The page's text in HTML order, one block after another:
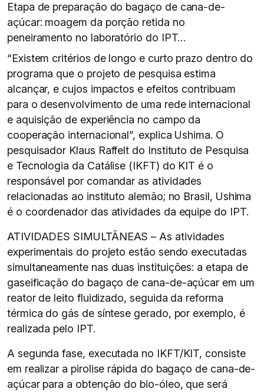
Etapa de preparação do bagaço de cana-de-
açúcar: moagem da porção retida no
peneiramento no laboratório do IPT…
“Existem critérios de longo e curto prazo dentro do
programa que o projeto de pesquisa estima
alcançar, e cujos impactos e efeitos contribuam
para o desenvolvimento de uma rede internacional
e aquisição de experiência no campo da
cooperação internacional”, explica Ushima. O
pesquisador Klaus Raffelt do Instituto de Pesquisa
e Tecnologia da Catálise (IKFT) do KIT é o
responsável por comandar as atividades
relacionadas ao instituto alemão; no Brasil, Ushima
é o coordenador das atividades da equipe do IPT.
ATIVIDADES SIMULTÂNEAS – As atividades
experimentais do projeto estão sendo executadas
simultaneamente nas duas instituições: a etapa de
gaseificação do bagaço de cana-de-açúcar em um
reator de leito fluidizado, seguida da reforma
térmica do gás de síntese gerado, por exemplo, é
realizada pelo IPT.
A segunda fase, executada no IKFT/KIT, consiste
em realizar a pirolise rápida do bagaço de cana-de-
açúcar para a obtenção do bio-óleo, que será